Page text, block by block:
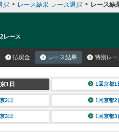
択 > レース結果 レース選択 > レース結
レース
払戻金 レース結果 特別レ
1日 1回京都1
2日 1回京都2
3日 1回京都3